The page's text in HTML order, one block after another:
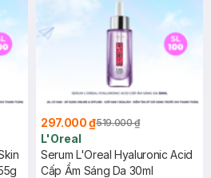
297.000 ₫519.000 ₫
L'Oreal
Serum L'Oreal Hyaluronic Acid
Cấp Ẩm Sáng Da 30ml